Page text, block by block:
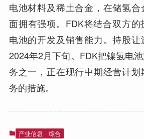
电池材料及稀土合金，在储氢
面拥有强项。FDK将结合双方
电池的开发及销售能力。持股
2024年2月下旬。FDK把镍氢电
务之一，正在现行中期经营计
务的措施。
产业信息 综合